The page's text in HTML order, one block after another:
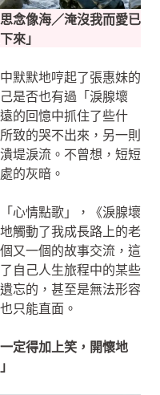
念像海／淹沒我而愛已
來」
默默地哼起了張惠妹的
是否也有過「淚腺壞
的回憶中抓住了些什
致的哭不出來，另一則
堤淚流。不曾想，短短
的灰暗。
心情點歌」，《淚腺壞
觸動了我成長路上的老
又一個的故事交流，這
自己人生旅程中的某些
忘的，甚至是無法形容
只能直面。
定得加上笑，開懷地